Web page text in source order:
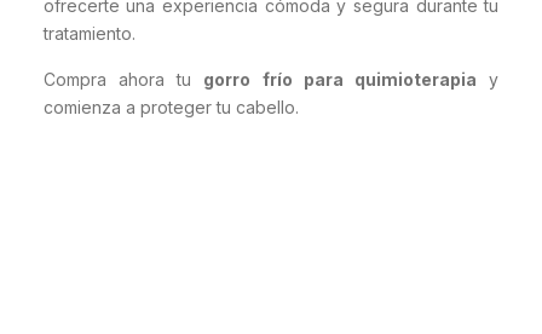
ofrecerte una experiencia cómoda y segura durante tu
tratamiento.
Compra ahora tu gorro frío para quimioterapia y
comienza a proteger tu cabello.